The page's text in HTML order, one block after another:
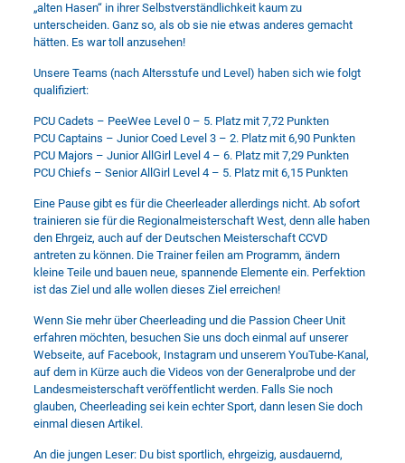
„alten Hasen“ in ihrer Selbstverständlichkeit kaum zu
unterscheiden. Ganz so, als ob sie nie etwas anderes gemacht
hätten. Es war toll anzusehen!
Unsere Teams (nach Altersstufe und Level) haben sich wie folgt
qualifiziert:
PCU Cadets – PeeWee Level 0 – 5. Platz mit 7,72 Punkten
PCU Captains – Junior Coed Level 3 – 2. Platz mit 6,90 Punkten
PCU Majors – Junior AllGirl Level 4 – 6. Platz mit 7,29 Punkten
PCU Chiefs – Senior AllGirl Level 4 – 5. Platz mit 6,15 Punkten
Eine Pause gibt es für die Cheerleader allerdings nicht. Ab sofort
trainieren sie für die Regionalmeisterschaft West, denn alle haben
den Ehrgeiz, auch auf der Deutschen Meisterschaft CCVD
antreten zu können. Die Trainer feilen am Programm, ändern
kleine Teile und bauen neue, spannende Elemente ein. Perfektion
ist das Ziel und alle wollen dieses Ziel erreichen!
Wenn Sie mehr über Cheerleading und die Passion Cheer Unit
erfahren möchten, besuchen Sie uns doch einmal auf unserer
Webseite, auf Facebook, Instagram und unserem YouTube-Kanal ,
auf dem in Kürze auch die Videos von der Generalprobe und der
Landesmeisterschaft veröffentlicht werden. Falls Sie noch
glauben, Cheerleading sei kein echter Sport, dann lesen Sie doch
einmal diesen Artikel.
An die jungen Leser: Du bist sportlich, ehrgeizig, ausdauernd,